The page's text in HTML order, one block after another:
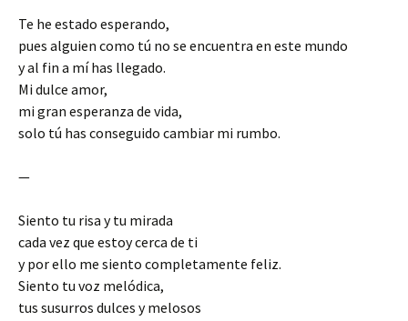
Te he estado esperando,
pues alguien como tú no se encuentra en este mundo
y al fin a mí has llegado.
Mi dulce amor,
mi gran esperanza de vida,
solo tú has conseguido cambiar mi rumbo.
—
Siento tu risa y tu mirada
cada vez que estoy cerca de ti
y por ello me siento completamente feliz.
Siento tu voz melódica,
tus susurros dulces y melosos